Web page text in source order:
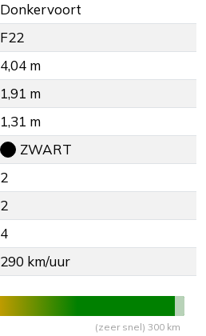
Donkervoort
F22
4,04 m
1,91 m
1,31 m
ZWART
2
2
4
290 km/uur
(zeer snel) 300 km